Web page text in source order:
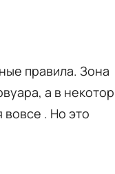
правила. Зона
а в
. Но это